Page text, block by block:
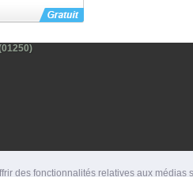
des fonctionnalités relatives aux médias